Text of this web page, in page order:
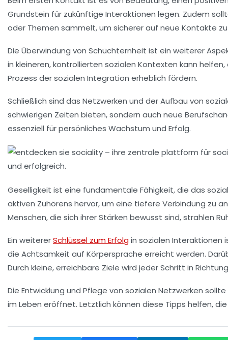
Grundstein für zukünftige Interaktionen legen. Zudem
oder Themen sammelt, um sicherer auf neue Kontakte
Die Überwindung von Schüchternheit ist ein weiterer
in kleineren, kontrollierten sozialen Kontexten kann
Prozess der sozialen Integration erheblich fördern.
Schließlich sind das Netzwerken und der Aufbau von
schwierigen Zeiten bieten, sondern auch neue
essenziell für persönliches Wachstum und Erfolg.
Geselligkeit ist eine fundamentale Fähigkeit, die das
aktiven Zuhörens hervor, um eine tiefere Verbindung zu
Menschen, die sich ihrerStärken bewusst sind, strahlen
Ein weitererSchlüssel zum Erfolgin sozialen Interaktionen
die Achtsamkeit auf Körpersprache erreicht werden.
Durch kleine, erreichbare Ziele wird jeder Schritt in
Die Entwicklung und Pflege von sozialen Netzwerken sollte
im Leben eröffnet. Letztlich können diese Tipps helfen,